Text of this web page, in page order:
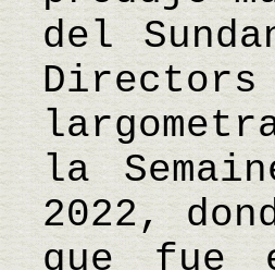
del
la
2022,
que fue